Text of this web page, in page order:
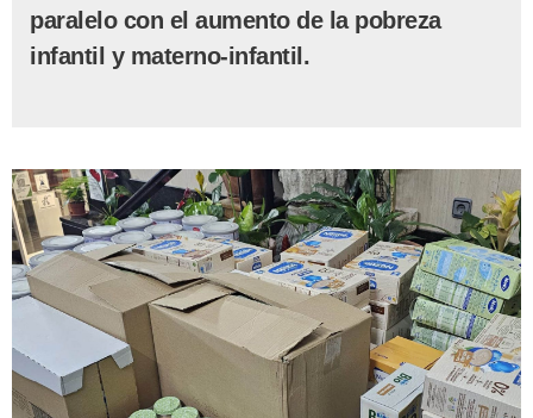
paralelo con el aumento de la pobreza
infantil y materno-infantil.